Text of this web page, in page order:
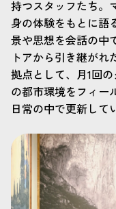
持つスタッフたち。
身の体験をもとに語
景や思想を会話の中
トアから引き継が
拠点として、月1回
の都市環境をフィー
日常の中で更新して